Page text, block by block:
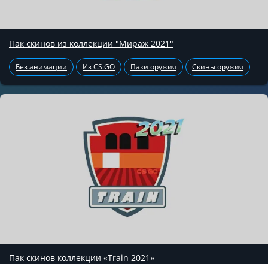
Пак скинов из коллекции "Мираж 2021"
Без анимации Из CS:GO Паки оружия Скины оружия
Пак скинов коллекции «Train 2021»